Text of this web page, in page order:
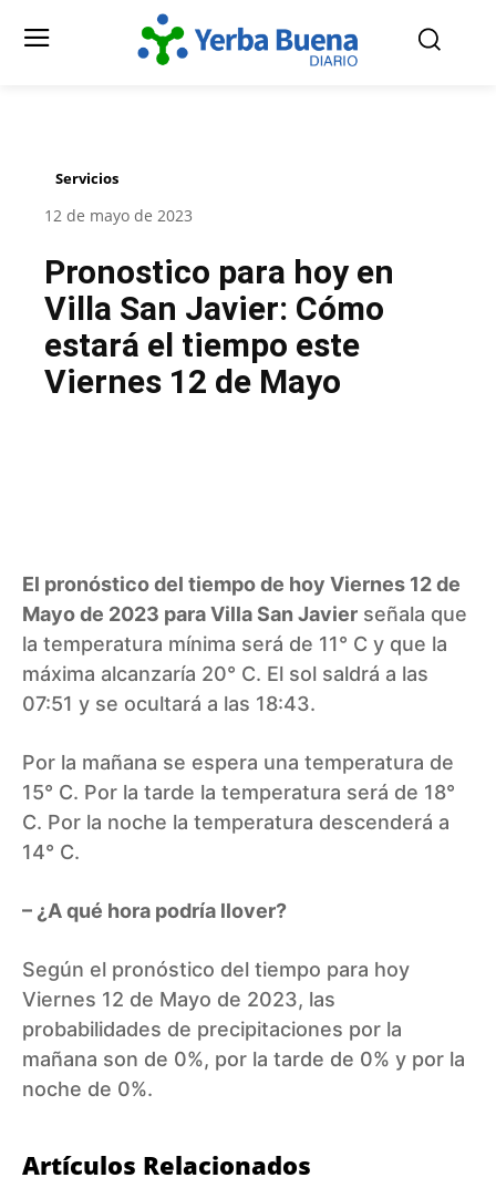
Servicios
12 de mayo de 2023
Pronostico para hoy en
Villa San Javier: Cómo
estará el tiempo este
Viernes 12 de Mayo
El pronóstico del tiempo de hoy Viernes 12 de
Mayo de 2023 para Villa San Javier señala que
la temperatura mínima será de 11° C y que la
máxima alcanzaría 20° C. El sol saldrá a las
07:51 y se ocultará a las 18:43.
Por la mañana se espera una temperatura de
15° C. Por la tarde la temperatura será de 18°
C. Por la noche la temperatura descenderá a
14° C.
– ¿A qué hora podría llover?
Según el pronóstico del tiempo para hoy
Viernes 12 de Mayo de 2023, las
probabilidades de precipitaciones por la
mañana son de 0%, por la tarde de 0% y por la
noche de 0%.
Artículos Relacionados